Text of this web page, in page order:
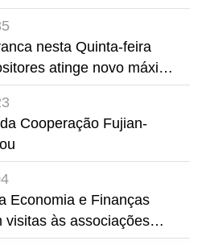
nesta Quinta-feira
atinge novo máximo
Cooperação Fujian-
Economia e Finanças
visitas às associações
consensos e